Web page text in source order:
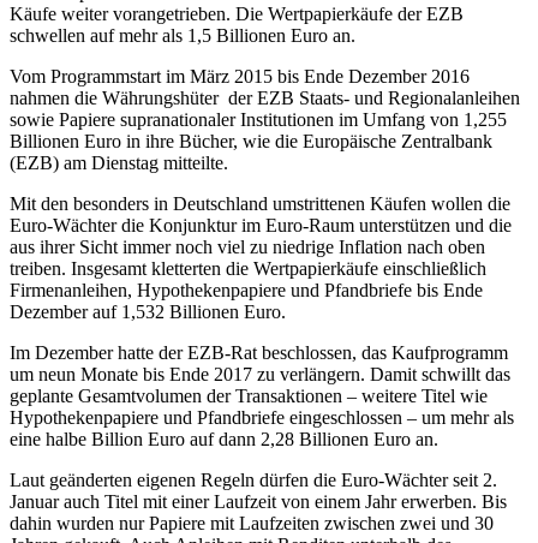
Käufe weiter vorangetrieben. Die Wertpapierkäufe der EZB
schwellen auf mehr als 1,5 Billionen Euro an.
Vom Programmstart im März 2015 bis Ende Dezember 2016
nahmen die Währungshüter der EZB Staats- und Regionalanleihen
sowie Papiere supranationaler Institutionen im Umfang von 1,255
Billionen Euro in ihre Bücher, wie die Europäische Zentralbank
(EZB) am Dienstag mitteilte.
Mit den besonders in Deutschland umstrittenen Käufen wollen die
Euro-Wächter die Konjunktur im Euro-Raum unterstützen und die
aus ihrer Sicht immer noch viel zu niedrige Inflation nach oben
treiben. Insgesamt kletterten die Wertpapierkäufe einschließlich
Firmenanleihen, Hypothekenpapiere und Pfandbriefe bis Ende
Dezember auf 1,532 Billionen Euro.
Im Dezember hatte der EZB-Rat beschlossen, das Kaufprogramm
um neun Monate bis Ende 2017 zu verlängern. Damit schwillt das
geplante Gesamtvolumen der Transaktionen – weitere Titel wie
Hypothekenpapiere und Pfandbriefe eingeschlossen – um mehr als
eine halbe Billion Euro auf dann 2,28 Billionen Euro an.
Laut geänderten eigenen Regeln dürfen die Euro-Wächter seit 2.
Januar auch Titel mit einer Laufzeit von einem Jahr erwerben. Bis
dahin wurden nur Papiere mit Laufzeiten zwischen zwei und 30